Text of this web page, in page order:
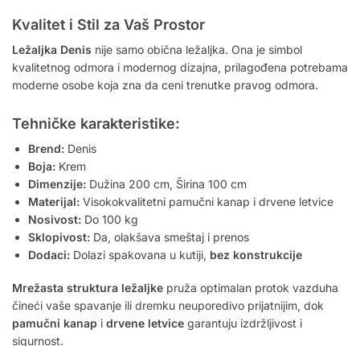
Kvalitet i Stil za Vaš Prostor
Ležaljka Denis nije samo obična ležaljka. Ona je simbol
kvalitetnog odmora i modernog dizajna, prilagođena potrebama
moderne osobe koja zna da ceni trenutke pravog odmora.
Tehničke karakteristike:
Brend: Denis
Boja: Krem
Dimenzije: Dužina 200 cm, Širina 100 cm
Materijal: Visokokvalitetni pamučni kanap i drvene letvice
Nosivost: Do 100 kg
Sklopivost: Da, olakšava smeštaj i prenos
Dodaci: Dolazi spakovana u kutiji, bez konstrukcije
Mrežasta struktura ležaljke pruža optimalan protok vazduha
čineći vaše spavanje ili dremku neuporedivo prijatnijim, dok
pamučni kanap i drvene letvice garantuju izdržljivost i
sigurnost.